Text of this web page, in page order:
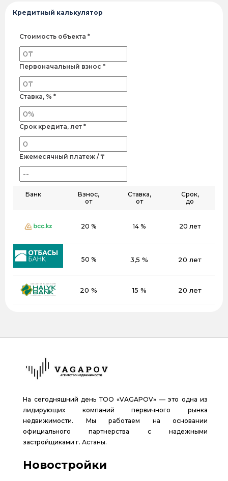
Кредитный калькулятор
Стоимость объекта *
Первоначальный взнос *
Ставка, % *
Срок кредита, лет *
Ежемесячный платеж / ₸
Банк
Взнос,
от
Ставка,
от
Срок,
до
20 % 14 % 20 лет
50 % 3,5 % 20 лет
20 % 15 % 20 лет
На сегодняшний день ТОО «VAGAPOV» — это одна из
лидирующих компаний первичного рынка
недвижимости. Мы работаем на основании
официального партнерства с надежными
застройщиками г. Астаны.
Новостройки